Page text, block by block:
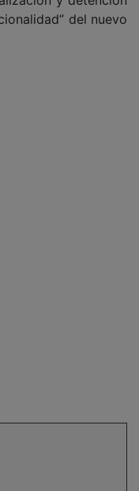
del nuevo